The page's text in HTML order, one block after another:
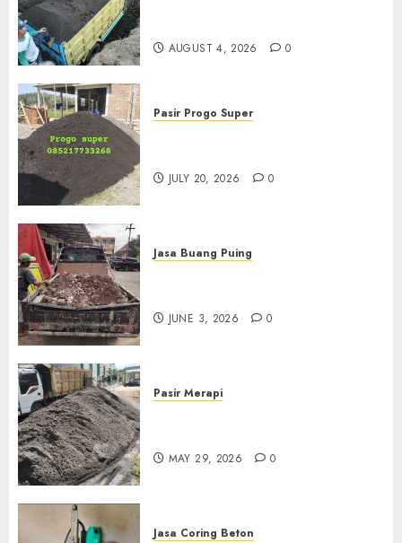
AUGUST 4, 2026 0
Pasir Progo Super
JULY 20, 2026 0
Jasa Buang Puing
JUNE 3, 2026 0
Pasir Merapi
MAY 29, 2026 0
Jasa Coring Beton